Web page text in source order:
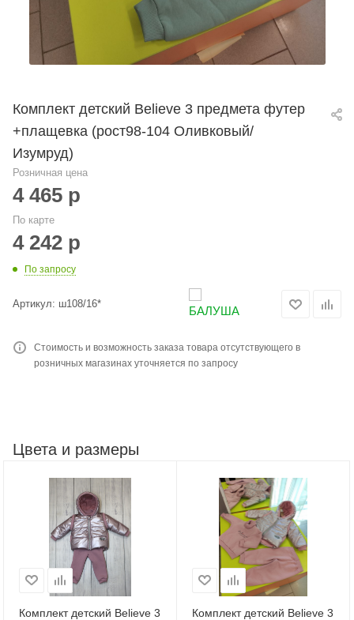
Комплект детский Believe 3 предмета футер
+плащевка (рост98-104 Оливковый/
Изумруд)
Розничная цена
4 465 р
По карте
4 242 р
По запросу
Артикул: ш108/16*
Стоимость и возможность заказа товара отсутствующего в
розничных магазинах уточняется по запросу
Цвета и размеры
Комплект детский Believe 3
Комплект детский Believe 3